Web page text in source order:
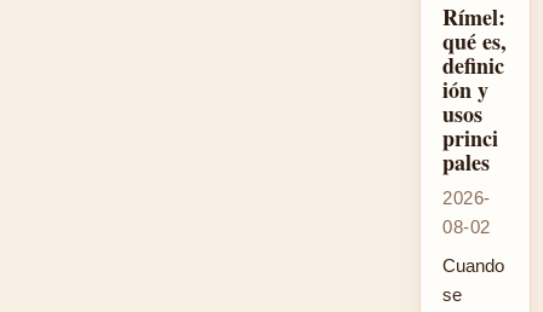
Rímel:
qué es,
definic
ión y
usos
princi
pales
2026-
08-02
Cuando
se